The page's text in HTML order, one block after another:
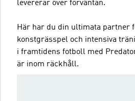
levererar över förväntan.
Här har du din ultimata partner
konstgrässpel och intensiva
i framtidens fotboll med
är inom räckhåll.